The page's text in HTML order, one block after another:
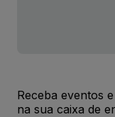
Receba eventos
na sua caixa de